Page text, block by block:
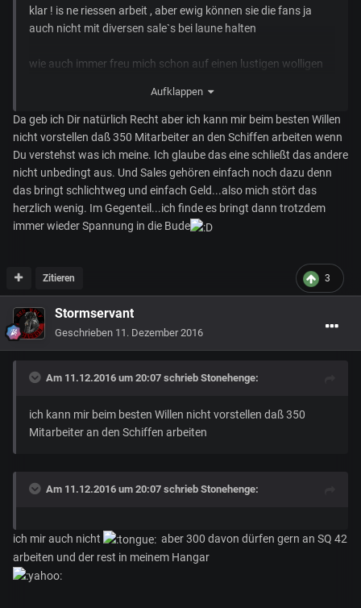
klar ! is ne riessen arbeit , aber ewig können sie die fans ja
auch nicht mit diversen sale`s bei laune halten
wie auch immer freu mich schon auf einen lustigen wolligen
Aufklappen
Da geb ich Dir natürlich Recht aber ich kann mir beim besten Willen
nicht vorstellen daß 350 Mitarbeiter an den Schiffen arbeiten wenn
Du verstehst was ich meine. Ich glaube das eine schließt das andere
nicht unbedingt aus. Und Sales gehören einfach noch dazu denn
das bringt schlichtweg und einfach Geld...also mich stört das
herzlich wenig. Im Gegenteil...ich finde es bringt dann trotzdem
immer wieder Spannung in die Bude
3
Zitieren
Stormservant
Geschrieben 11. Dezember 2016
Am 11.12.2016 um 20:07 schrieb Stonehenge:
ich kann mir beim besten Willen nicht vorstellen daß 350
Mitarbeiter an den Schiffen arbeiten
Am 11.12.2016 um 20:07 schrieb Stonehenge:
ich mir auch nicht
aber 300 davon dürfen gern an SQ 42
arbeiten und der rest in meinem Hangar